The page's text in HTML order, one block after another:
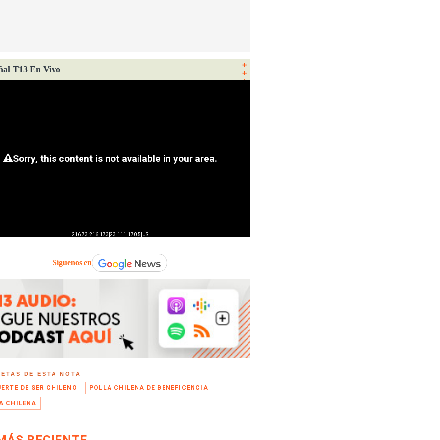
T13 En Vivo
Síguenos en
DE ESTA NOTA
DE SER CHILENO POLLA CHILENA DE BENEFICENCIA
CHILENA